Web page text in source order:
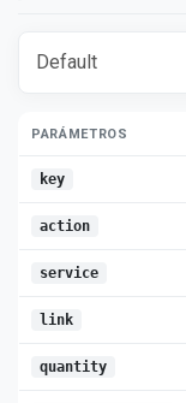
PARÁMETROS
key
action
service
link
quantity